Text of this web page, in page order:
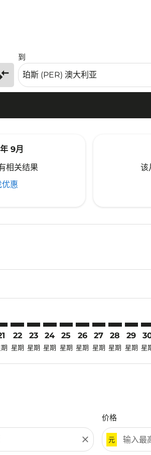
到
9月
相关结果
优惠
该
DVO–PER: cmp-view-offers-
22
星期
DVO–PER: cmp-view-offers-
23
星期
DVO–PER: cmp-view-offers-
24
星期
DVO–PER: cmp-view-
25
星期
DVO–PER: cmp-
26
星期
DVO–PER:
27
星期
28
星期
29
星期 星
close
价格
元